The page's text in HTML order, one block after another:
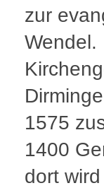
zur
1575
1400
dort